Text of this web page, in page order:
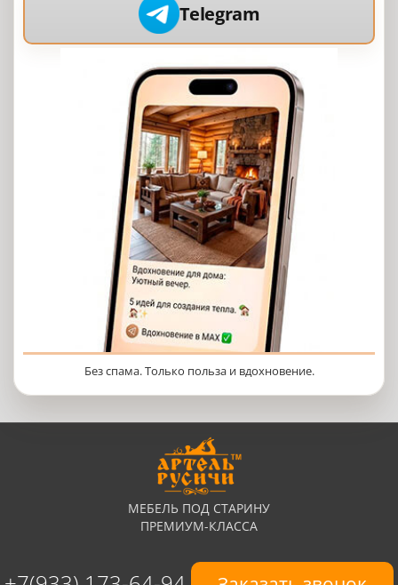
Telegram
Без спама. Только польза и вдохновение.
МЕБЕЛЬ ПОД СТАРИНУ
ПРЕМИУМ-КЛАССА